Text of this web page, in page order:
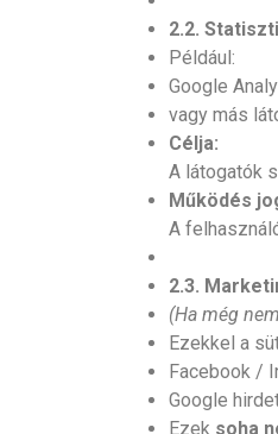
2.2.
Például:
Google
vagy más
Célja:
A látogatók
Működés
A
2.3.
(Ha még
Ezekkel a
Facebook /
Google
Ezek soha